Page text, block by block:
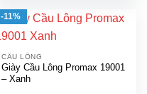
550.000 ₫.là:
480.000 ₫.
-11%
CẦU LÔNG
Giày Cầu Lông Promax 19001
– Xanh